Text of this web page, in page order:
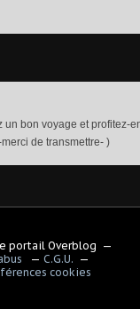
bon voyage et profitez-
de transmettre- )
portail Overblog
C.G.U.
cookies